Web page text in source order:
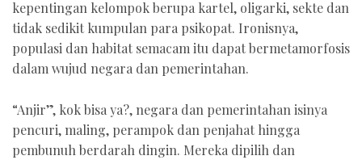
kepentingan kelompok berupa kartel, oligarki, sekte dan
tidak sedikit kumpulan para psikopat. Ironisnya,
populasi dan habitat semacam itu dapat bermetamorfosis
dalam wujud negara dan pemerintahan.
“Anjir”, kok bisa ya?, negara dan pemerintahan isinya
pencuri, maling, perampok dan penjahat hingga
pembunuh berdarah dingin. Mereka dipilih dan